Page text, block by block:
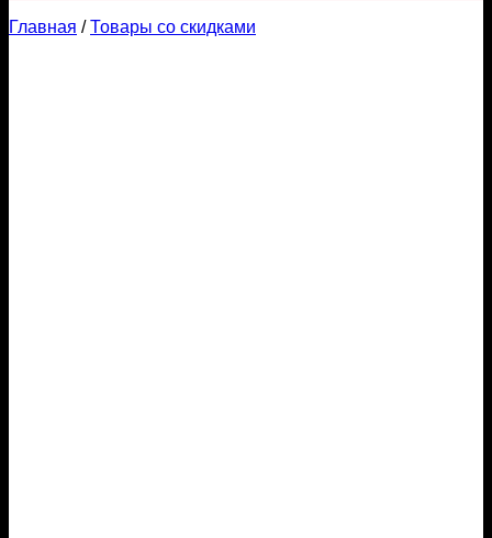
Главная / Товары со скидками